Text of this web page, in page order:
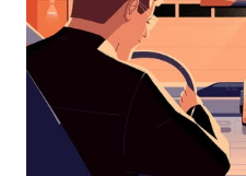
calendrier
et
sélectionner
une
date.
Appuyez